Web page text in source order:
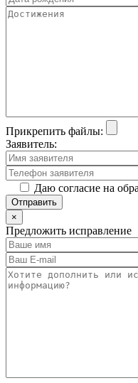
Прикрепить файлы:
Заявитель:
Даю согласие на
×
Предложить исправление